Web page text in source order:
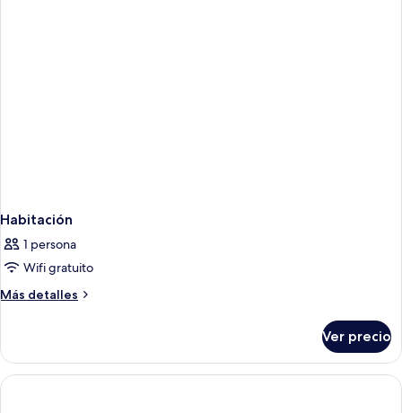
Habitación
1 persona
Wifi gratuito
Más detalles
Más
Ver precio